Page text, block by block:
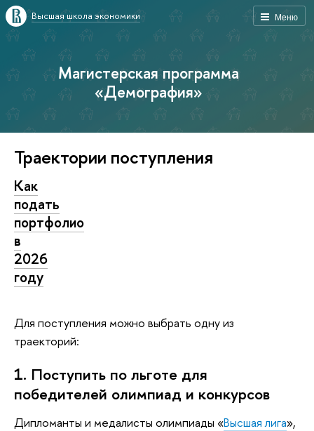
Меню
Высшая школа экономики
Магистерская программа
«Демография»
Траектории поступления
Как
подать
портфолио
в
2026
году
Для поступления можно выбрать одну из
траекторий:
1. Поступить по льготе для
победителей олимпиад и конкурсов
Дипломанты и медалисты олимпиады «Высшая лига»,